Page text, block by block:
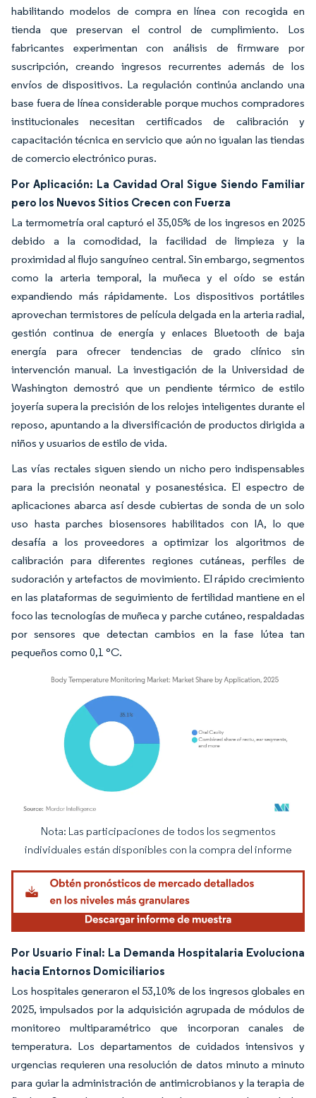
habilitando modelos de compra en línea con recogida en
tienda que preservan el control de cumplimiento. Los
fabricantes experimentan con análisis de firmware por
suscripción, creando ingresos recurrentes además de los
envíos de dispositivos. La regulación continúa anclando una
base fuera de línea considerable porque muchos compradores
institucionales necesitan certificados de calibración y
capacitación técnica en servicio que aún no igualan las tiendas
de comercio electrónico puras.
Por Aplicación: La Cavidad Oral Sigue Siendo Familiar
pero los Nuevos Sitios Crecen con Fuerza
La termometría oral capturó el 35,05% de los ingresos en 2025
debido a la comodidad, la facilidad de limpieza y la
proximidad al flujo sanguíneo central. Sin embargo, segmentos
como la arteria temporal, la muñeca y el oído se están
expandiendo más rápidamente. Los dispositivos portátiles
aprovechan termistores de película delgada en la arteria radial,
gestión continua de energía y enlaces Bluetooth de baja
energía para ofrecer tendencias de grado clínico sin
intervención manual. La investigación de la Universidad de
Washington demostró que un pendiente térmico de estilo
joyería supera la precisión de los relojes inteligentes durante el
reposo, apuntando a la diversificación de productos dirigida a
niños y usuarios de estilo de vida.
Las vías rectales siguen siendo un nicho pero indispensables
para la precisión neonatal y posanestésica. El espectro de
aplicaciones abarca así desde cubiertas de sonda de un solo
uso hasta parches biosensores habilitados con IA, lo que
desafía a los proveedores a optimizar los algoritmos de
calibración para diferentes regiones cutáneas, perfiles de
sudoración y artefactos de movimiento. El rápido crecimiento
en las plataformas de seguimiento de fertilidad mantiene en el
foco las tecnologías de muñeca y parche cutáneo, respaldadas
por sensores que detectan cambios en la fase lútea tan
pequeños como 0,1 °C.
Imagen © Mordor Intelligence. El uso requiere atribución según CC BY 4.0.
Nota: Las participaciones de todos los segmentos
individuales están disponibles con la compra del informe
Por Usuario Final: La Demanda Hospitalaria Evoluciona
hacia Entornos Domiciliarios
Los hospitales generaron el 53,10% de los ingresos globales en
2025, impulsados por la adquisición agrupada de módulos de
monitoreo multiparamétrico que incorporan canales de
temperatura. Los departamentos de cuidados intensivos y
urgencias requieren una resolución de datos minuto a minuto
para guiar la administración de antimicrobianos y la terapia de